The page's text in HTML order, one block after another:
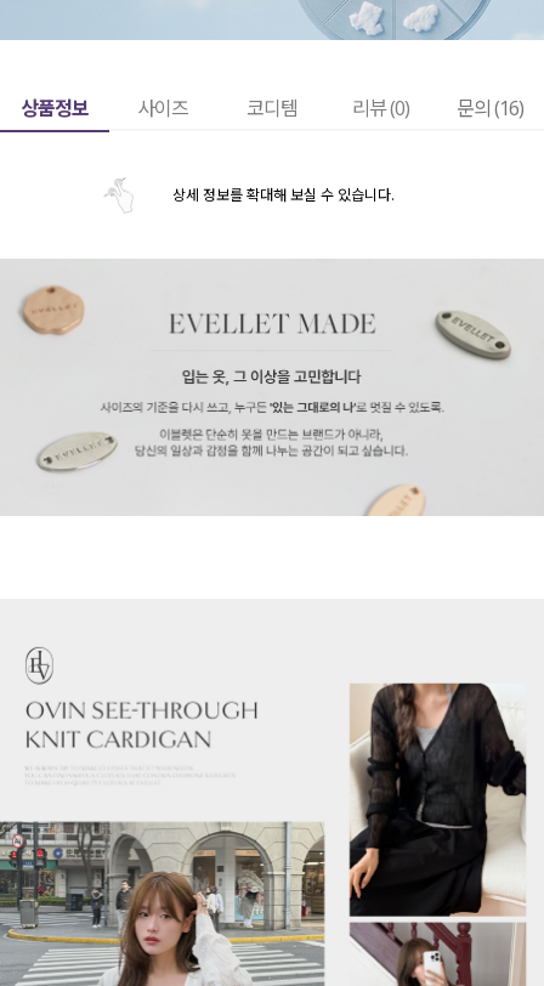
상품정보 사이즈 코디템 리뷰 (0) 문의 (16)
상세 정보를 확대해 보실 수 있습니다.